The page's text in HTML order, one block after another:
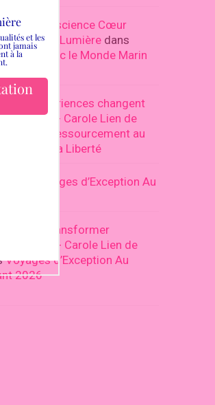
Conscience Cœur
Lien de Lumière dans
avec le Monde Marin
expériences changent
une vie ? - Carole Lien de
Retraite Ressourcement au
Voies de la Liberté
Voyages d’Exception Au
peut transformer
notre vie - Carole Lien de
Voyages d’Exception Au
2026